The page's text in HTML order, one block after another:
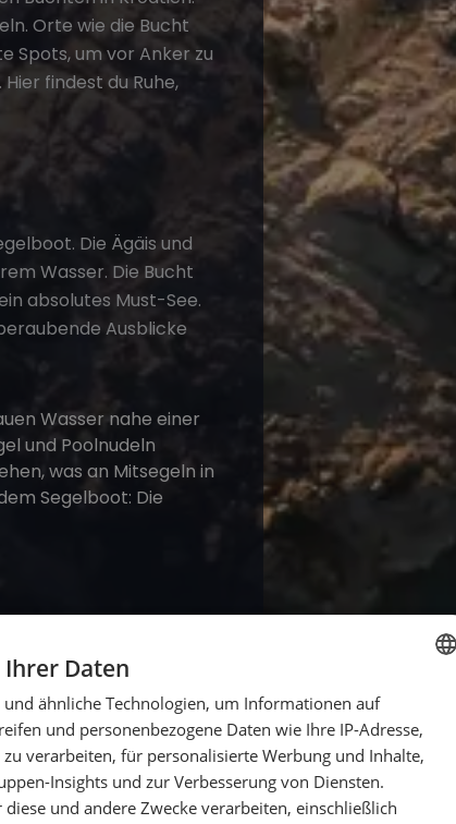
Orte wie die Bucht
Spots, um vor Anker zu
findest du Ruhe,
. Die Ägäis und
Wasser. Die Bucht
absolutes Must-See.
Ausblicke
Highlights verbinden.
dir einen Mix aus
Mittelmeer
genießen.
GERMAN
Daten
ähnliche Technologien, um Informationen auf
und personenbezogene Daten wie Ihre IP-Adresse,
verarbeiten, für personalisierte Werbung und Inhalte,
Insights und zur Verbesserung von Diensten.
und andere Zwecke verarbeiten, einschließlich